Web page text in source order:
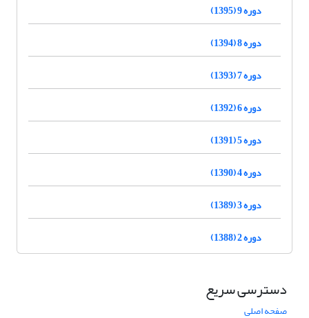
دوره 9 (1395)
دوره 8 (1394)
دوره 7 (1393)
دوره 6 (1392)
دوره 5 (1391)
دوره 4 (1390)
دوره 3 (1389)
دوره 2 (1388)
دسترسی سریع
صفحه اصلی